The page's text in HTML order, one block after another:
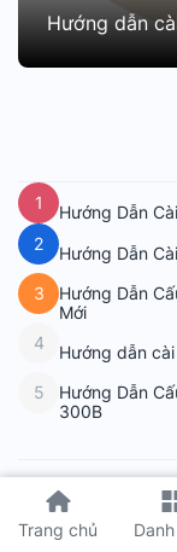
Trang chủ
Hướng dẫn
1
Hướng Dẫn
2
Hướng Dẫn
3
Hướng Dẫn
Mới
4
Hướng dẫn
5
Hướng Dẫn
300B